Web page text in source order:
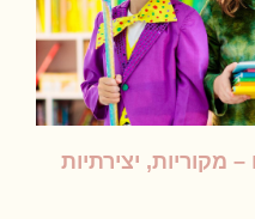
מקוריות, יצירתיות